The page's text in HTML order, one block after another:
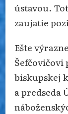
ústavou.
zaujatie
Ešte
Šefčovičovi
biskupskej
a predseda